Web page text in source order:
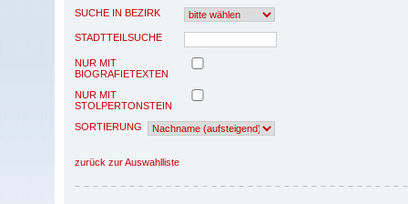
SUCHE IN BEZIRK
STADTTEILSUCHE
NUR MIT
BIOGRAFIETEXTEN
NUR MIT
STOLPERTONSTEIN
SORTIERUNG
zurück zur Auswahlliste